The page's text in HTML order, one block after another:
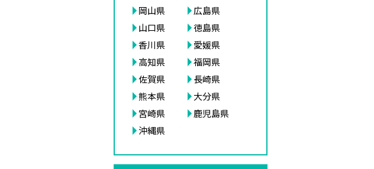
岡山県
広島県
山口県
徳島県
香川県
愛媛県
高知県
福岡県
佐賀県
長崎県
熊本県
大分県
宮崎県
鹿児島県
沖縄県